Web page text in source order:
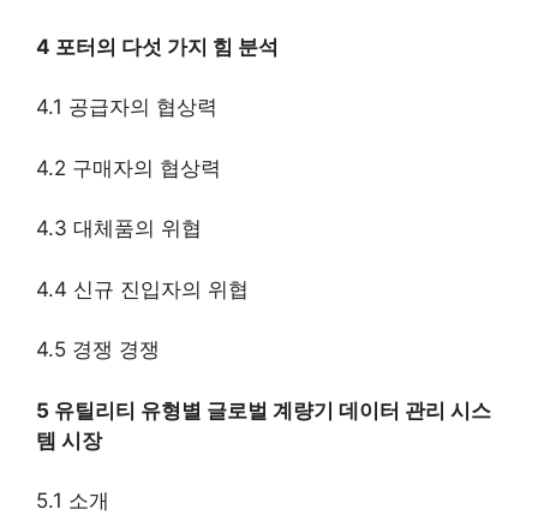
4 포터의 다섯 가지 힘 분석
4.1 공급자의 협상력
4.2 구매자의 협상력
4.3 대체품의 위협
4.4 신규 진입자의 위협
4.5 경쟁 경쟁
5 유틸리티 유형별 글로벌 계량기 데이터 관리 시스
템 시장
5.1 소개